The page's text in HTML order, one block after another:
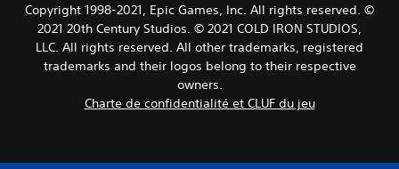
Copyright 1998-2021, Epic Games, Inc. All rights reserved. ©
2021 20th Century Studios. © 2021 COLD IRON STUDIOS,
LLC. All rights reserved. All other trademarks, registered
trademarks and their logos belong to their respective
owners.
Charte de confidentialité et CLUF du jeu